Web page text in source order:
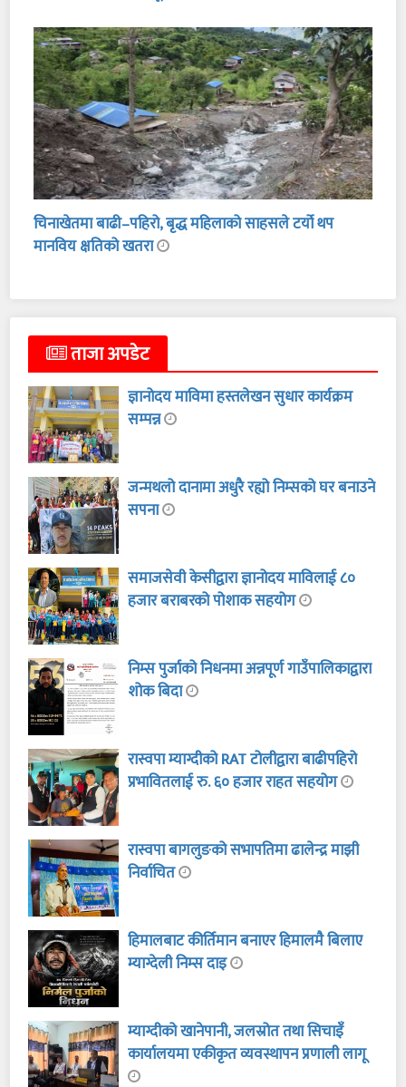
चिनाखेतमा बाढी–पहिरो, बृद्ध महिलाको साहसले टर्यो थप
मानविय क्षतिको खतरा
ताजा अपडेट
ज्ञानोदय माविमा हस्तलेखन सुधार कार्यक्रम
सम्पन्न
जन्मथलो दानामा अधुरै रह्यो निम्सको घर बनाउने
सपना
समाजसेवी केसीद्वारा ज्ञानोदय माविलाई ८०
हजार बराबरको पोशाक सहयोग
निम्स पुर्जाको निधनमा अन्नपूर्ण गाउँपालिकाद्वारा
शोक बिदा
रास्वपा म्याग्दीको RAT टोलीद्वारा बाढीपहिरो
प्रभावितलाई रु. ६० हजार राहत सहयोग
रास्वपा बागलुङको सभापतिमा ढालेन्द्र माझी
निर्वाचित
हिमालबाट कीर्तिमान बनाएर हिमालमै बिलाए
म्याग्देली निम्स दाइ
म्याग्दीको खानेपानी, जलस्रोत तथा सिचाइँ
कार्यालयमा एकीकृत व्यवस्थापन प्रणाली लागू